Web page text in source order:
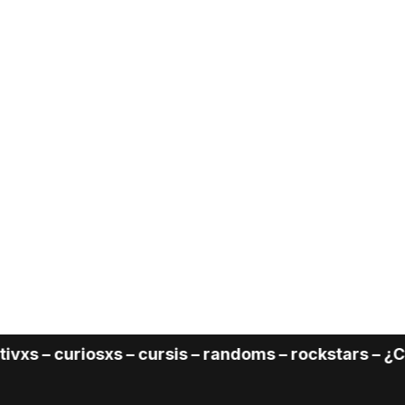
cursis – randoms – rockstars – ¿Cuál Faltó?